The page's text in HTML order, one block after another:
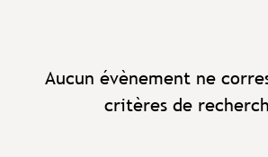
Aucun évènement ne
critères de